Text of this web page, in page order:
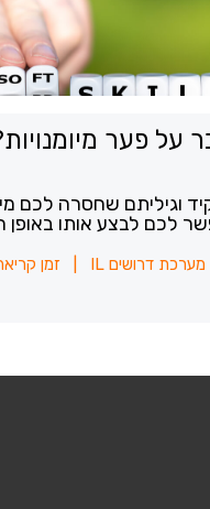
על פער
וגיליתם שחסרה לכם
לכם לבצע אותו באופן
מערכת דרושים IL זמן קריאה: 3